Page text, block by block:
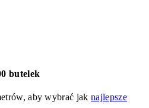
butelek
aby wybrać jaknajlepsze